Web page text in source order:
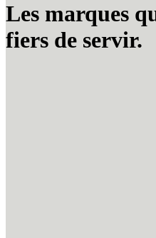
Les marques
fiers de servir.